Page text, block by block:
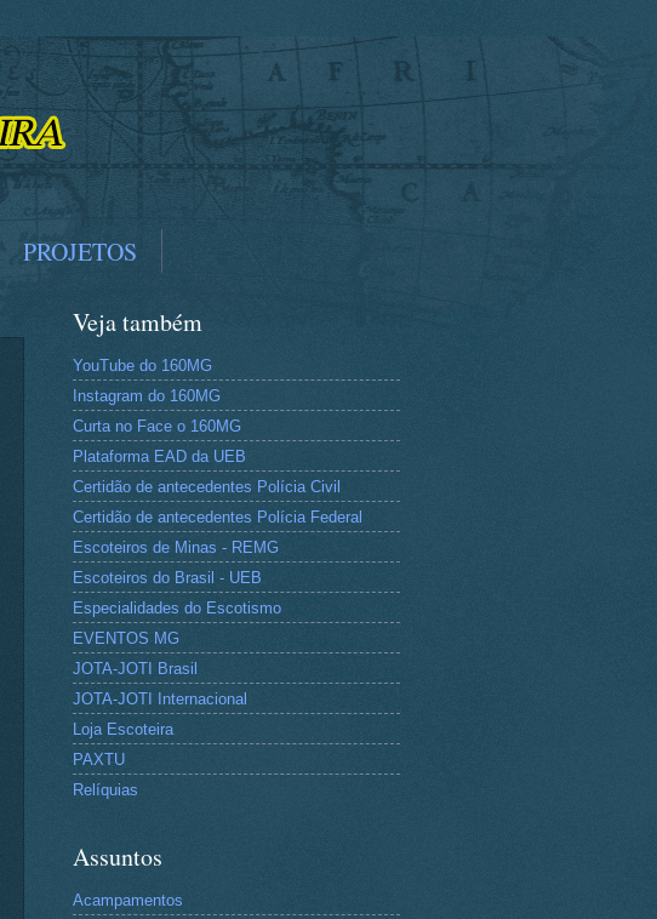
PROJETOS
Veja também
YouTube do 160MG
Instagram do 160MG
Curta no Face o 160MG
Plataforma EAD da UEB
Certidão de antecedentes Polícia Civil
Certidão de antecedentes Polícia Federal
Escoteiros de Minas - REMG
Escoteiros do Brasil - UEB
Especialidades do Escotismo
EVENTOS MG
JOTA-JOTI Brasil
JOTA-JOTI Internacional
Loja Escoteira
PAXTU
Relíquias
Assuntos
Acampamentos